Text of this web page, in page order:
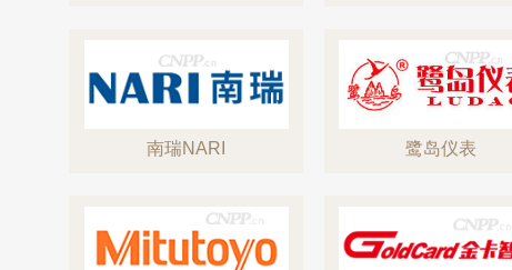
南瑞NARI 鹭岛仪表